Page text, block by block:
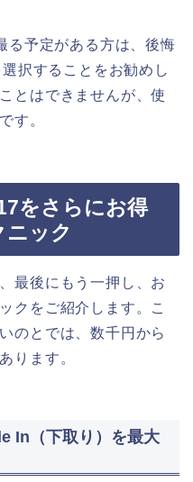
る予定がある方は、後悔
択することをお勧めし
とはできませんが、使
す。
をさらにお得
ニック
最後にもう一押し、お
クをご紹介します。こ
のとでは、数千円から
ります。
In（下取り）を最大